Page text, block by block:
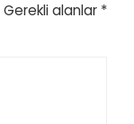
Gerekli alanlar *